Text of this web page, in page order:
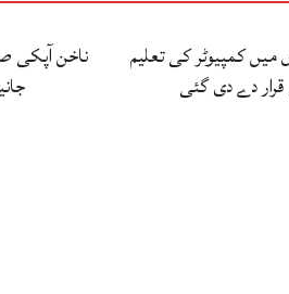
میں کمپیوٹر کی تعلیم
دے دی گئی
ناخن آپکی